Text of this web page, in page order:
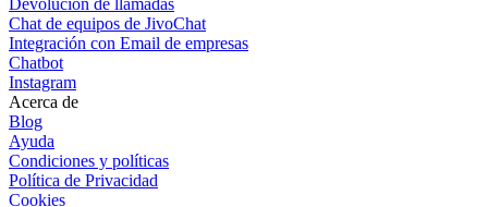
Chat de equipos de JivoChat
Integración con Email de empresas
Chatbot
Instagram
Acerca de
Blog
Ayuda
Condiciones y políticas
Política de Privacidad
Cookies